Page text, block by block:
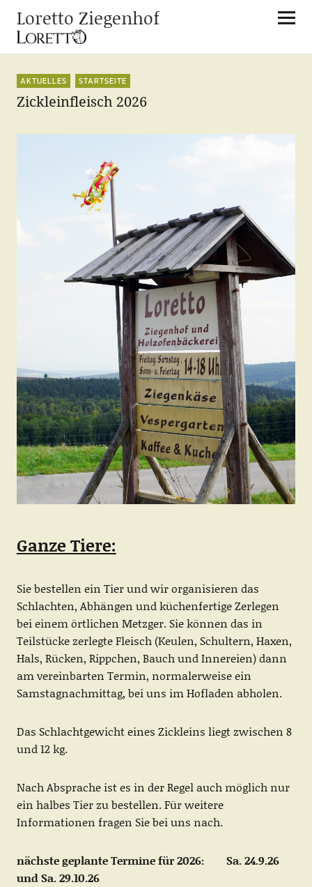
Loretto Ziegenhof
AKTUELLES STARTSEITE
Zickleinfleisch 2026
Ganze Tiere:
Sie bestellen ein Tier und wir organisieren das
Schlachten, Abhängen und küchenfertige Zerlegen
bei einem örtlichen Metzger. Sie können das in
Teilstücke zerlegte Fleisch (Keulen, Schultern, Haxen,
Hals, Rücken, Rippchen, Bauch und Innereien) dann
am vereinbarten Termin, normalerweise ein
Samstagnachmittag, bei uns im Hofladen abholen.
Das Schlachtgewicht eines Zickleins liegt zwischen 8
und 12 kg.
Nach Absprache ist es in der Regel auch möglich nur
ein halbes Tier zu bestellen. Für weitere
Informationen fragen Sie bei uns nach.
nächste geplante Termine für 2026: Sa. 24.9.26
und Sa. 29.10.26